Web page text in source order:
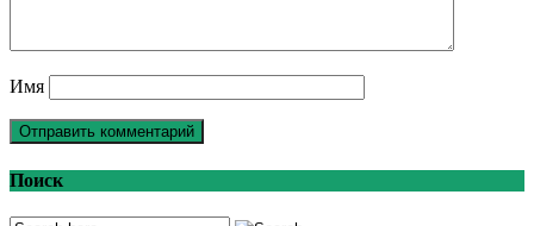
Имя
Поиск